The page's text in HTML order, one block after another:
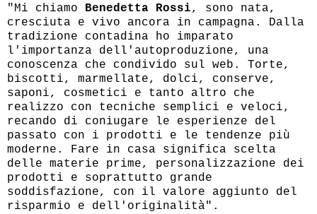
"Mi chiamo Benedetta Rossi, sono nata,
cresciuta e vivo ancora in campagna. Dalla
tradizione contadina ho imparato
l'importanza dell'autoproduzione, una
conoscenza che condivido sul web. Torte,
biscotti, marmellate, dolci, conserve,
saponi, cosmetici e tanto altro che
realizzo con tecniche semplici e veloci,
recando di coniugare le esperienze del
passato con i prodotti e le tendenze più
moderne. Fare in casa significa scelta
delle materie prime, personalizzazione dei
prodotti e soprattutto grande
soddisfazione, con il valore aggiunto del
risparmio e dell'originalità".